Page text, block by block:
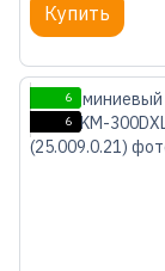
Купить
6
6